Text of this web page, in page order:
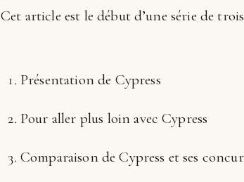
Cet article est le début d’une série de
Présentation de Cypress
Pour aller plus loin avec Cypress
Comparaison de Cypress et ses